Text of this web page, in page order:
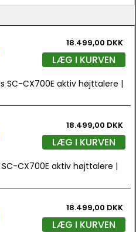
18.499,00 DKK
LÆG I KURVEN
SC-CX700E aktiv højttalere |
18.499,00 DKK
LÆG I KURVEN
CX700E aktiv højttalere |
18.499,00 DKK
LÆG I KURVEN